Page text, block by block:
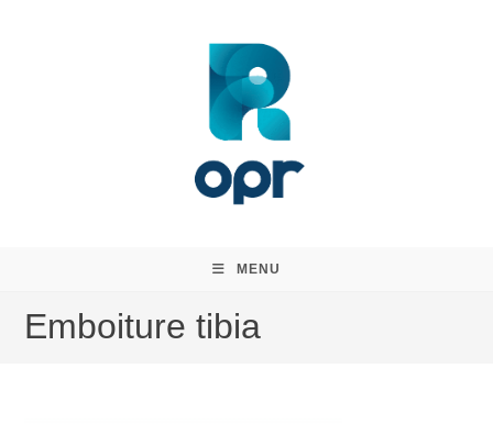
MENU
Emboiture tibia